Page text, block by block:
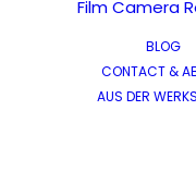
Film Camera
BLOG
CONTACT &
AUS DER